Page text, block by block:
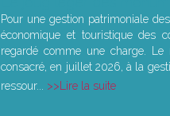
Pour une gestion patrimoniale
économique et touristique des
regardé comme une charge.
consacré, en juillet 2026, à la
ressour...
Lire la suite